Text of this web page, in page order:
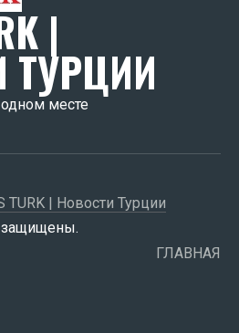
|
ТУРЦИИ
месте
TURK | Новости Турции
защищены.
ГЛАВНАЯ